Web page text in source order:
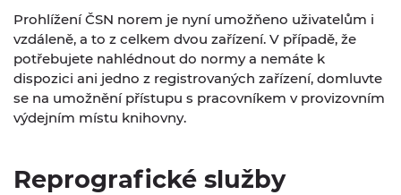
Prohlížení ČSN norem je nyní umožňeno uživatelům i
vzdáleně, a to z celkem dvou zařízení. V případě, že
potřebujete nahlédnout do normy a nemáte k
dispozici ani jedno z registrovaných zařízení, domluvte
se na umožnění přístupu s pracovníkem v provizovním
výdejním místu knihovny.
Reprografické služby